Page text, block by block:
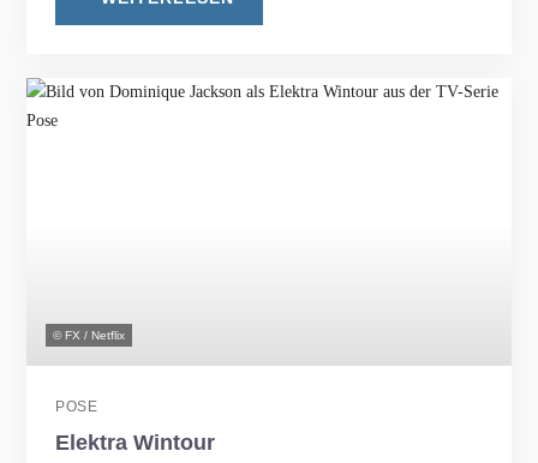
© FX / Netflix
POSE
Elektra Wintour